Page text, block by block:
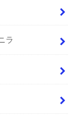
ラ